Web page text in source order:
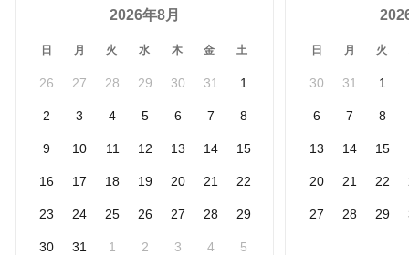
2026年8月
日 月 火 水 木 金 土
26 27 28 29 30 31 1
2 3 4 5 6 7 8
9 10 11 12 13 14 15
16 17 18 19 20 21 22
23 24 25 26 27 28 29
30 31 1 2 3 4 5
日 月 火
30 31 1
6 7 8
13 14 15
20 21 22
27 28 29